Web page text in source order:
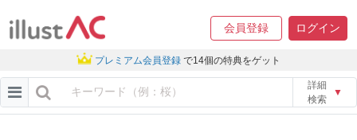
会員登録 ログイン
プレミアム会員登録 で14個の特典をゲット
詳細
検索
▼